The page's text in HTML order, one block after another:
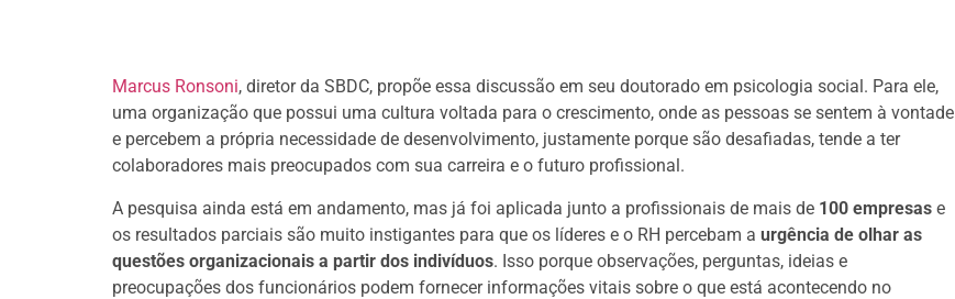
Marcus Ronsoni, diretor da SBDC, propõe essa discussão em seu doutorado em psicologia social. Para ele,
uma organização que possui uma cultura voltada para o crescimento, onde as pessoas se sentem à vontade
e percebem a própria necessidade de desenvolvimento, justamente porque são desafiadas, tende a ter
colaboradores mais preocupados com sua carreira e o futuro profissional.
A pesquisa ainda está em andamento, mas já foi aplicada junto a profissionais de mais de 100 empresas e
os resultados parciais são muito instigantes para que os líderes e o RH percebam a urgência de olhar as
questões organizacionais a partir dos indivíduos. Isso porque observações, perguntas, ideias e
preocupações dos funcionários podem fornecer informações vitais sobre o que está acontecendo no